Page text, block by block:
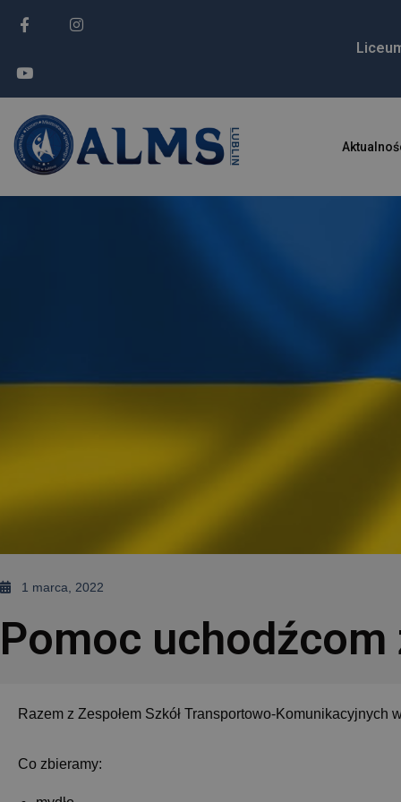
1 marca, 2022
Pomoc uchodźcom
Razem z Zespołem Szkół Transportowo-Komunikacyjnych
Co zbieramy: